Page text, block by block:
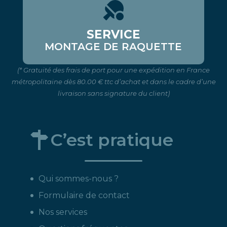
SERVICE
MONTAGE DE RAQUETTE
(* Gratuité des frais de port pour une expédition en France
métropolitaine dès 80.00 € ttc d’achat et dans le cadre d’une
livraison sans signature du client)
C’est pratique
Qui sommes-nous ?
Formulaire de contact
Nos services